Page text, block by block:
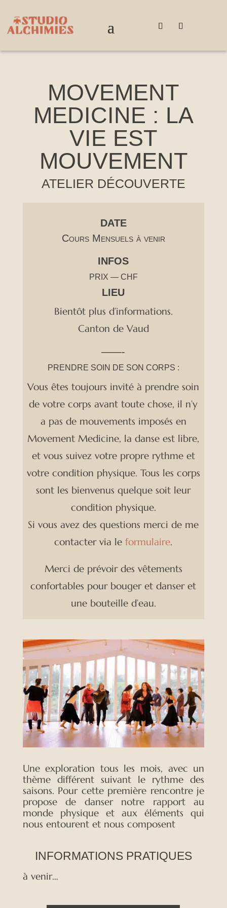
MOVEMENT
MEDICINE : LA
VIE EST
MOUVEMENT
ATELIER DÉCOUVERTE
DATE
Cours Mensuels à venir
INFOS
PRIX — CHF
LIEU
Bientôt plus d’informations.
Canton de Vaud
——-
PRENDRE SOIN DE SON CORPS :
Vous êtes toujours invité à prendre soin
de votre corps avant toute chose, il n’y
a pas de mouvements imposés en
Movement Medicine, la danse est libre,
et vous suivez votre propre rythme et
votre condition physique. Tous les corps
sont les bienvenus quelque soit leur
condition physique.
Si vous avez des questions merci de me
contacter via leformulaire.
Merci de prévoir des vêtements
confortables pour bouger et danser et
une bouteille d’eau.
Une exploration tous les mois, avec un
thème différent suivant le rythme des
saisons. Pour cette première rencontre je
propose de danser notre rapport au
monde physique et aux éléments qui
nous entourent et nous composent
INFORMATIONS PRATIQUES
à venir…